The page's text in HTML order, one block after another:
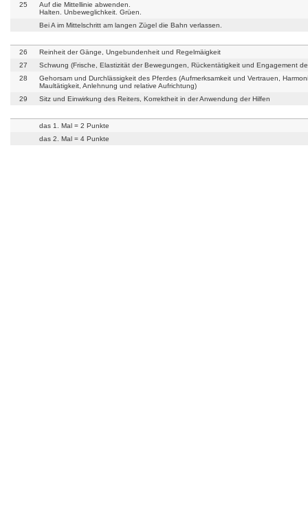
25
Auf die Mittellinie abwenden.
Halten. Unbeweglichkeit. Grüen.
Bei A im Mittelschritt am langen Zügel die Bahn verlassen.
26
Reinheit der Gänge, Ungebundenheit und Regelmäigkeit
27
Schwung (Frische, Elastizität der Bewegungen, Rückentätigkeit und Engagement
28
Gehorsam und Durchlässigkeit des Pferdes (Aufmerksamkeit und Vertrauen,
Maultätigkeit, Anlehnung und relative Aufrichtung)
29
Sitz und Einwirkung des Reiters, Korrektheit in der Anwendung der Hilfen
das 1. Mal = 2 Punkte
das 2. Mal = 4 Punkte